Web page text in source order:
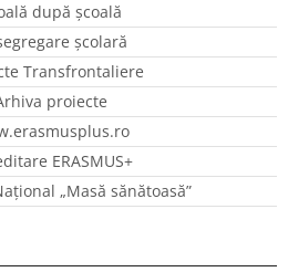
după școală
școlară
Transfrontaliere
proiecte
ERASMUS+
„Masă sănătoasă”